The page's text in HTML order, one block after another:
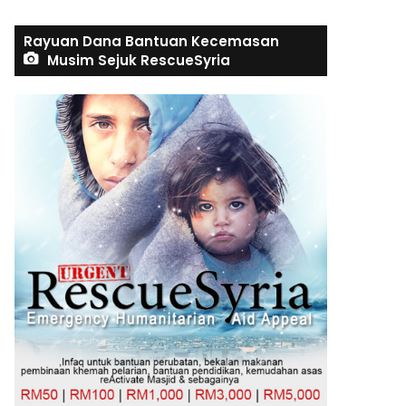
Rayuan Dana Bantuan Kecemasan
Musim Sejuk RescueSyria